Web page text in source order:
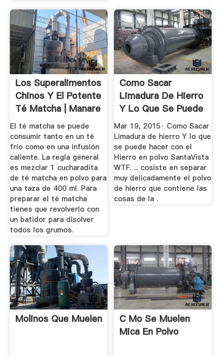
Los Superalimentos
Chinos Y El Potente
Té Matcha | Manare
El té matcha se puede
consumir tanto en un té
frío como en una infusión
caliente. La regla general
es mezclar 1 cucharadita
de té matcha en polvo para
una taza de 400 ml. Para
preparar el té matcha
tienes que revolverlo con
un batidor para disolver
todos los grumos.
Como Sacar
Limadura De Hierro
Y Lo Que Se Puede
Hacer Con ...
Mar 19, 2015· Como Sacar
Limadura de hierro Y lo que
se puede hacer con el
Hierro en polvo SantaVista
WTF. ... cosiste en separar
muy delicadamente el polvo
de hierro que contiene las
cosas de la .
Molinos Que Muelen
C Mo Se Muelen
Mica En Polvo